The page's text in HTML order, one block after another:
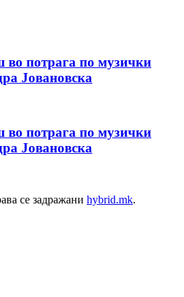
потрага по музички
Јовановска
потрага по музички
Јовановска
се задражани hybrid.mk.